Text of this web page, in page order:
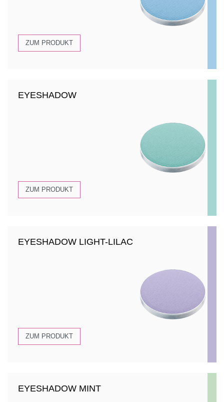
ZUM PRODUKT
EYESHADOW
ZUM PRODUKT
EYESHADOW LIGHT-LILAC
ZUM PRODUKT
EYESHADOW MINT